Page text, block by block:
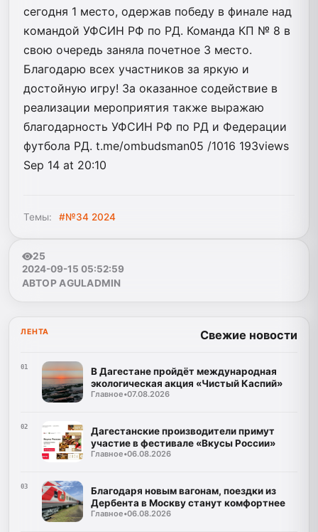
сегодня 1 место, одержав победу в финале над
командой УФСИН РФ по РД. Команда КП № 8 в
свою очередь заняла почетное 3 место.
Благодарю всех участников за яркую и
достойную игру! За оказанное содействие в
реализации мероприятия также выражаю
благодарность УФСИН РФ по РД и Федерации
футбола РД. t.me/ombudsman05 /1016 193views
Sep 14 at 20:10
Темы: #№34 2024
25
2024-09-15 05:52:59
АВТОР AGULADMIN
ЛЕНТА Свежие новости
01
В Дагестане пройдёт международная
экологическая акция «Чистый Каспий»
Главное•07.08.2026
02
Дагестанские производители примут
участие в фестивале «Вкусы России»
Главное•06.08.2026
03
Благодаря новым вагонам, поездки из
Дербента в Москву станут комфортнее
Главное•06.08.2026